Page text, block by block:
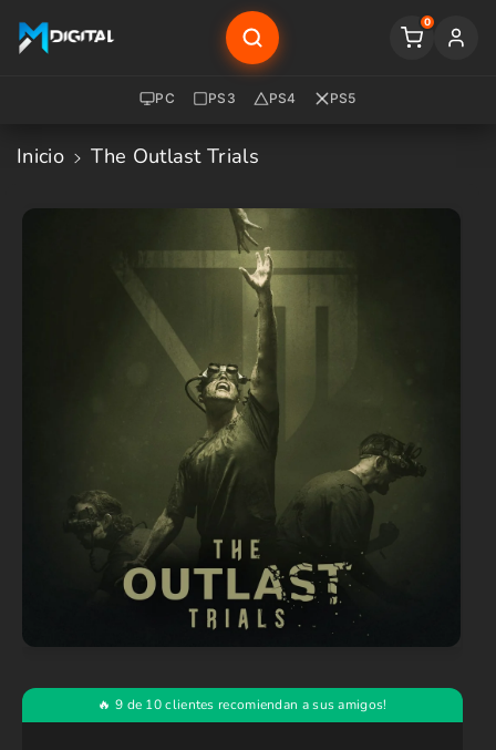
Contenido
0
PC PS3 PS4 PS5
Inicio The Outlast Trials
Saltar A